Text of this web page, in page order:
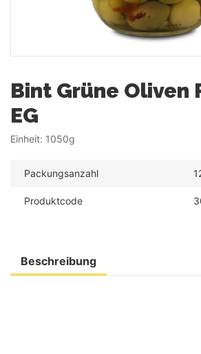
Bint Grüne Oliven
EG
Einheit: 1050g
Packungsanzahl
Produktcode
Beschreibung